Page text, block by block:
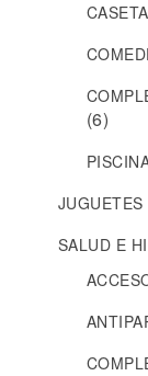
(6)
JUGUETES
SALUD E